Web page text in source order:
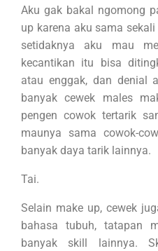
Aku gak bakal ngomong
up karena aku sama
setidaknya aku mau
kecantikan itu bisa
atau enggak, dan denial
banyak cewek males
pengen cowok tertarik
maunya sama cowok-
banyak daya tarik lainnya.
Tai.
Selain make up, cewek
bahasa tubuh, tatapan
banyak skill lainnya.